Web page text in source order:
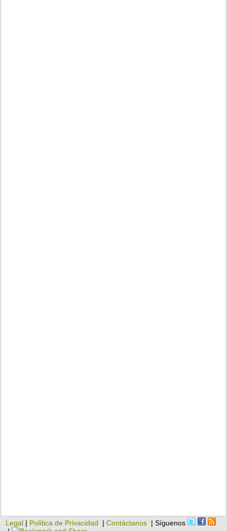
Legal | Política de Privacidad |Contáctanos | Síguenos